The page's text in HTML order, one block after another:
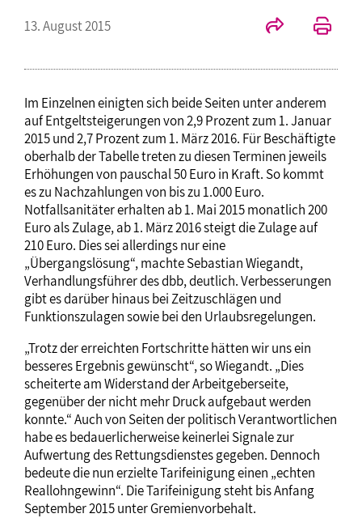
13. August 2015
Im Einzelnen einigten sich beide Seiten unter anderem
auf Entgeltsteigerungen von 2,9 Prozent zum 1. Januar
2015 und 2,7 Prozent zum 1. März 2016. Für Beschäftigte
oberhalb der Tabelle treten zu diesen Terminen jeweils
Erhöhungen von pauschal 50 Euro in Kraft. So kommt
es zu Nachzahlungen von bis zu 1.000 Euro.
Notfallsanitäter erhalten ab 1. Mai 2015 monatlich 200
Euro als Zulage, ab 1. März 2016 steigt die Zulage auf
210 Euro. Dies sei allerdings nur eine
„Übergangslösung“, machte Sebastian Wiegandt,
Verhandlungsführer des dbb, deutlich. Verbesserungen
gibt es darüber hinaus bei Zeitzuschlägen und
Funktionszulagen sowie bei den Urlaubsregelungen.
„Trotz der erreichten Fortschritte hätten wir uns ein
besseres Ergebnis gewünscht“, so Wiegandt. „Dies
scheiterte am Widerstand der Arbeitgeberseite,
gegenüber der nicht mehr Druck aufgebaut werden
konnte.“ Auch von Seiten der politisch Verantwortlichen
habe es bedauerlicherweise keinerlei Signale zur
Aufwertung des Rettungsdienstes gegeben. Dennoch
bedeute die nun erzielte Tarifeinigung einen „echten
Reallohngewinn“. Die Tarifeinigung steht bis Anfang
September 2015 unter Gremienvorbehalt.